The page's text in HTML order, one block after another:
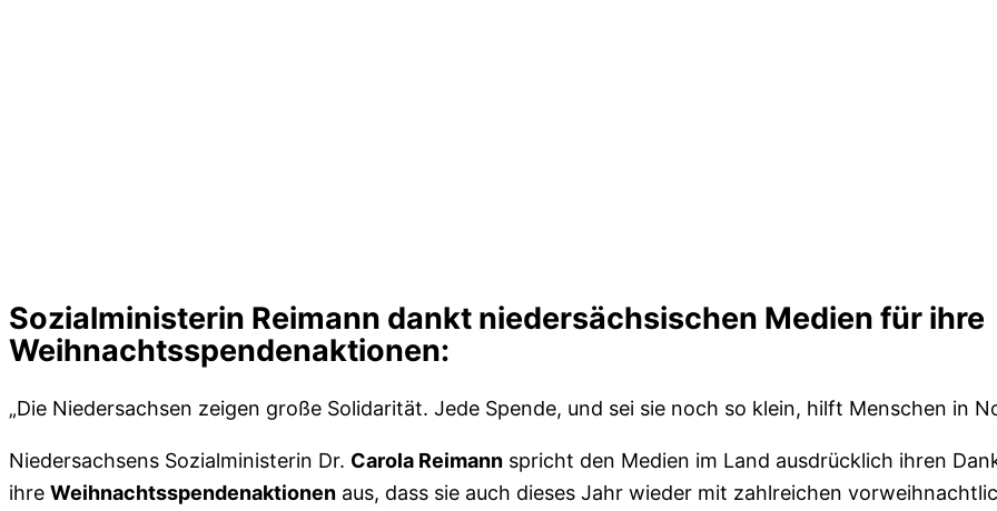
Sozialministerin Reimann dankt niedersächsischen Medien für ihre
Weihnachtsspendenaktionen:
„Die Niedersachsen zeigen große Solidarität. Jede Spende, und sei sie noch so klein, hilft Menschen in
Niedersachsens Sozialministerin Dr. Carola Reimann spricht den Medien im Land ausdrücklich ihren
ihre Weihnachtsspendenaktionen aus, dass sie auch dieses Jahr wieder mit zahlreichen